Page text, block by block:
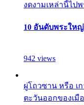
งดงามเหล่านี้ไป
10 อันดับพระให
942 views
ผู่โถวซาน หรือ เ
ตะวันออกของเมื